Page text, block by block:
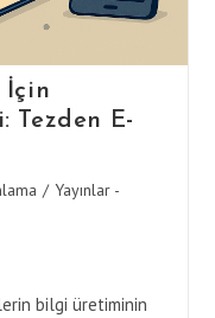
İçin
Tezden E-
/ Yayınlar -
bilgi üretiminin